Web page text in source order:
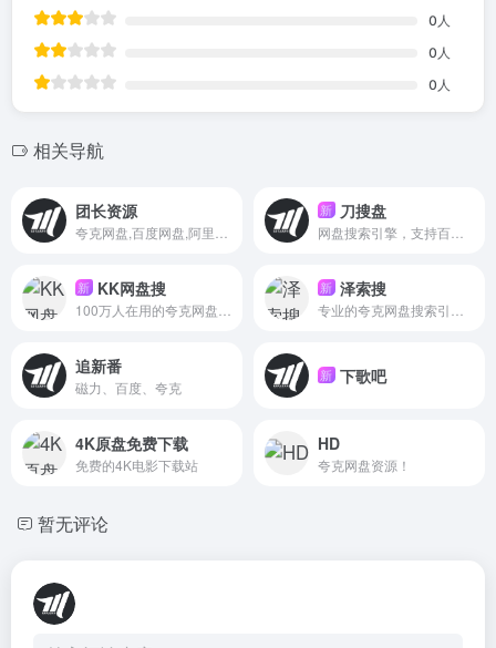
0 人
0 人
0 人
相关导航
团长资源 新 刀搜盘
新 KK网盘搜 新 泽索搜
追新番
磁力、百度、夸克
新 下歌吧
4K原盘免费下载
免费的4K电影下载站
HD
夸克网盘资源！
暂无评论